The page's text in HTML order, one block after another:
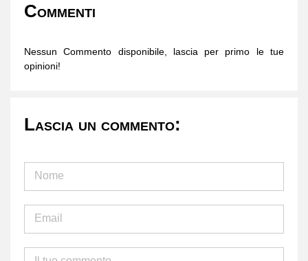
Commenti
Nessun Commento disponibile, lascia per primo le tue
opinioni!
Lascia un commento: